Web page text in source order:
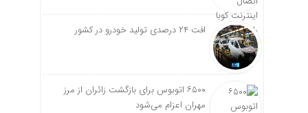
افت ۲۴ درصدی تولید خودرو در کشور
۶۵۰۰ اتوبوس برای بازگشت زائران از مرز
مهران اعزام می‌شود